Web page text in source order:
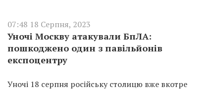
07:48 18 Серпня, 2023
Уночі Москву атакували БпЛА:
пошкоджено один з павільйонів
експоцентру
Уночі 18 серпня російську столицю вже вкотре